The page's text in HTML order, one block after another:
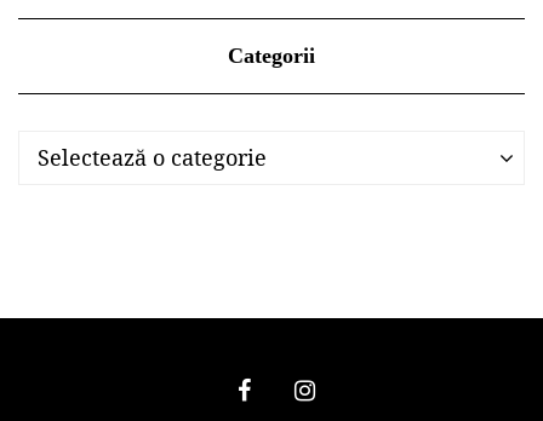
Categorii
Categorii
Selectează o categorie
Categorii